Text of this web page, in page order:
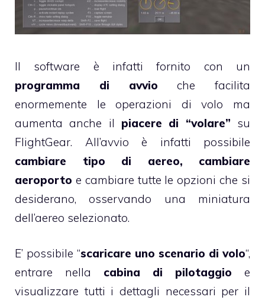
Il software è infatti fornito con un
programma di avvio che facilita
enormemente le operazioni di volo ma
aumenta anche il piacere di “volare” su
FlightGear. All’avvio è infatti possibile
cambiare tipo di aereo, cambiare
aeroporto e cambiare tutte le opzioni che si
desiderano, osservando una miniatura
dell’aereo selezionato.
E’ possibile “scaricare uno scenario di volo“,
entrare nella cabina di pilotaggio e
visualizzare tutti i dettagli necessari per il